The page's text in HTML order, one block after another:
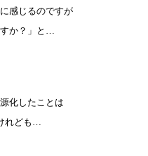
感じるのですが
か？」と…
化したことは
れども…